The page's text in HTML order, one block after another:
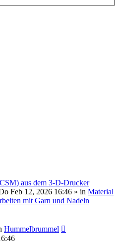
aus dem 3-D-Drucker
Feb 12, 2026 16:46 » in Material
mit Garn und Nadeln
Hummelbrummel